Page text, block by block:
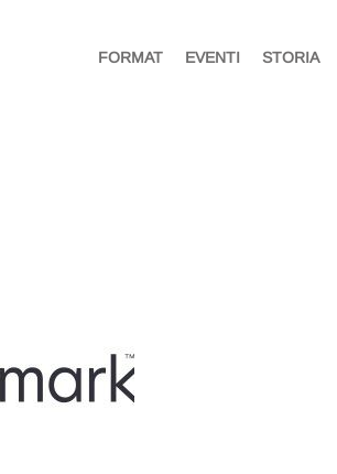
FORMAT EVENTI STORIA